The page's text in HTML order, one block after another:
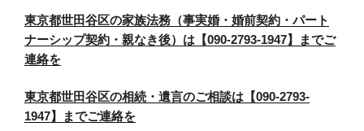
東京都世田谷区の家族法務（事実婚・婚前契約・パート
ナーシップ契約・親なき後）は【090-2793-1947】までご
連絡を
東京都世田谷区の相続・遺言のご相談は【090-2793-
1947】までご連絡を